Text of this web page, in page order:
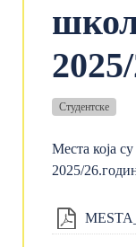
Студентске
Места која
2025/